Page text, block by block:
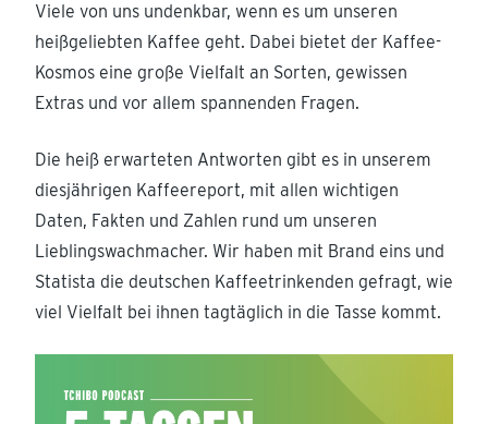
Viele von uns undenkbar, wenn es um unseren
heißgeliebten Kaffee geht. Dabei bietet der Kaffee-
Kosmos eine große Vielfalt an Sorten, gewissen
Extras und vor allem spannenden Fragen.
Die heiß erwarteten Antworten gibt es in unserem
diesjährigen Kaffeereport, mit allen wichtigen
Daten, Fakten und Zahlen rund um unseren
Lieblingswachmacher. Wir haben mit Brand eins und
Statista die deutschen Kaffeetrinkenden gefragt, wie
viel Vielfalt bei ihnen tagtäglich in die Tasse kommt.